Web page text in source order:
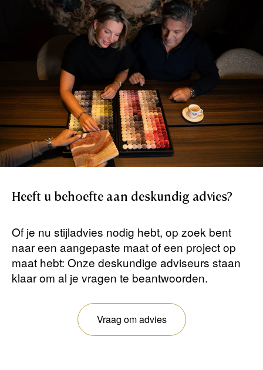
Heeft u behoefte aan deskundig advies?
Of je nu stijladvies nodig hebt, op zoek bent
naar een aangepaste maat of een project op
maat hebt: Onze deskundige adviseurs staan ​​
klaar om al je vragen te beantwoorden.
Vraag om advies